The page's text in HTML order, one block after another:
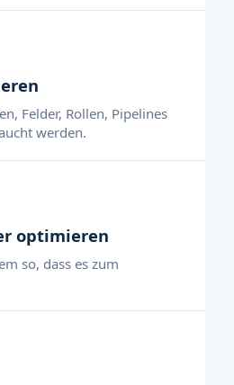
Felder, Rollen, Pipelines
werden.
optimieren
so, dass es zum